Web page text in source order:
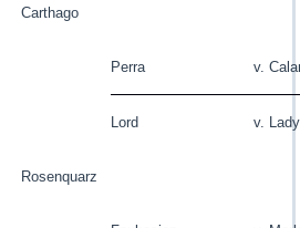
Carthago
Perra v.
Lord v.
Rosenquarz